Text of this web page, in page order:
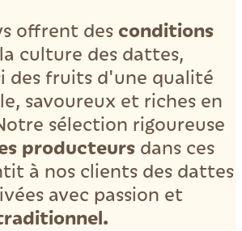
offrent des conditions
culture des dattes,
des fruits d'une qualité
savoureux et riches en
sélection rigoureuse
producteurs dans ces
à nos clients des dattes
avec passion et